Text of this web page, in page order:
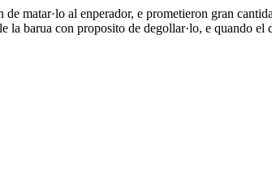
matar·lo al enperador, e prometieron gran
barua con proposito de degollar·lo, e quando el